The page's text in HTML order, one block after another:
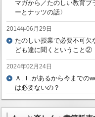
マガから／たのしい教育プ
ーとナッツの話〉
2014年06月29日
たのしい授業で必要不可欠
ども達に聞くということ②
2024年02月24日
Ａ.Ｉ.があるから今までの
は必要ないの？